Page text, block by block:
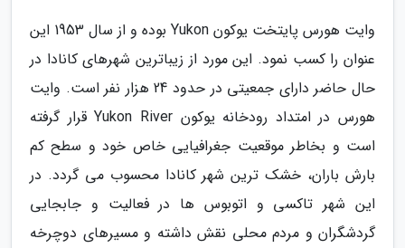
وایت هورس پایتخت یوکون Yukon بوده و از سال 1953 این
عنوان را کسب نمود. این مورد از زیباترین شهرهای کانادا در
حال حاضر دارای جمعیتی در حدود 24 هزار نفر است. وایت
هورس در امتداد رودخانه یوکون Yukon River قرار گرفته
است و بخاطر موقعیت جغرافیایی خاص خود و سطح کم
بارش باران، خشک ترین شهر کانادا محسوب می گردد. در
این شهر تاکسی و اتوبوس ها در فعالیت و جابجایی
گردشگران و مردم محلی نقش داشته و مسیرهای دوچرخه